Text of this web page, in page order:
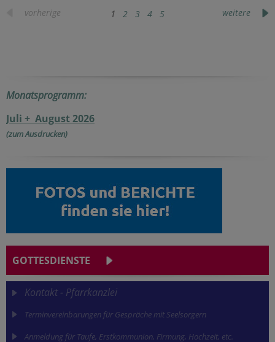
vorherige 1 2 3 4 5 weitere
Monatsprogramm:
Juli + August 2026
(zum Ausdrucken)
GOTTESDIENSTE
Kontakt - Pfarrkanzlei
Terminvereinbarungen für Gespräche mit Seelsorgern
Anmeldung für Taufe, Erstkommunion, Firmung, Hochzeit, etc.